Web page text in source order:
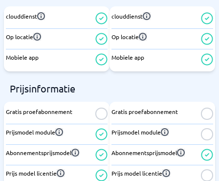
clouddienst
Op locatie
Mobiele app
clouddienst
Op locatie
Mobiele app
Prijsinformatie
Gratis proefabonnement
Prijsmodel module
Abonnementsprijsmodel
Prijs model licentie
Gratis proefabonnement
Prijsmodel module
Abonnementsprijsmodel
Prijs model licentie